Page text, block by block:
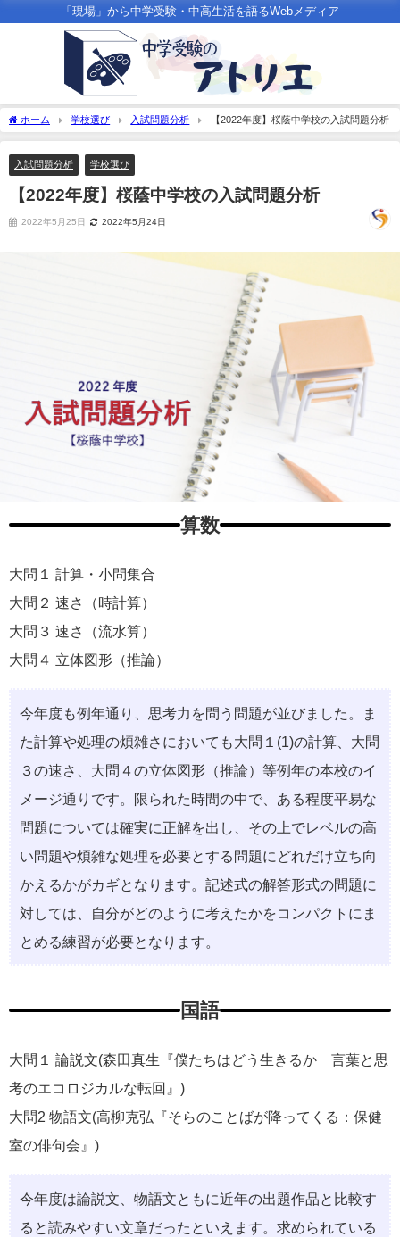
「現場」から中学受験・中高生活を語るWebメディア
ホーム 学校選び 入試問題分析 【2022年度】桜蔭中学校の入試問題分析
入試問題分析 学校選び
【2022年度】桜蔭中学校の入試問題分析
2022年5月25日 2022年5月24日
算数
大問１ 計算・小問集合
大問２ 速さ（時計算）
大問３ 速さ（流水算）
大問４ 立体図形（推論）
今年度も例年通り、思考力を問う問題が並びました。ま
た計算や処理の煩雑さにおいても大問１(1)の計算、大問
３の速さ、大問４の立体図形（推論）等例年の本校のイ
メージ通りです。限られた時間の中で、ある程度平易な
問題については確実に正解を出し、その上でレベルの高
い問題や煩雑な処理を必要とする問題にどれだけ立ち向
かえるかがカギとなります。記述式の解答形式の問題に
対しては、自分がどのように考えたかをコンパクトにま
とめる練習が必要となります。
国語
大問１ 論説文(森田真生『僕たちはどう生きるか 言葉と思
考のエコロジカルな転回』)
大問2 物語文(高柳克弘『そらのことばが降ってくる：保健
室の俳句会』)
今年度は論説文、物語文ともに近年の出題作品と比較す
ると読みやすい文章だったといえます。求められている